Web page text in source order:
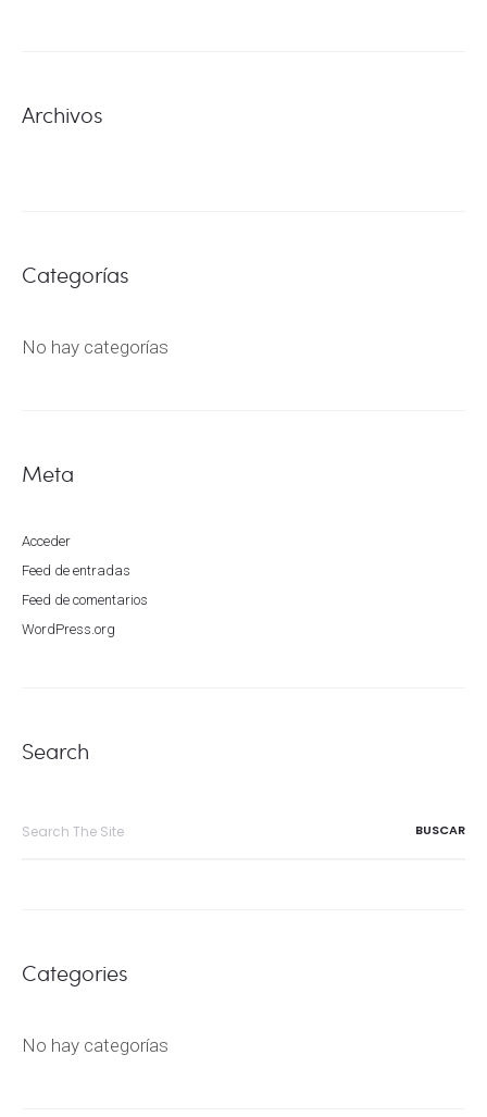
Archivos
Categorías
No hay categorías
Meta
Acceder
Feed de entradas
Feed de comentarios
WordPress.org
Search
Categories
No hay categorías